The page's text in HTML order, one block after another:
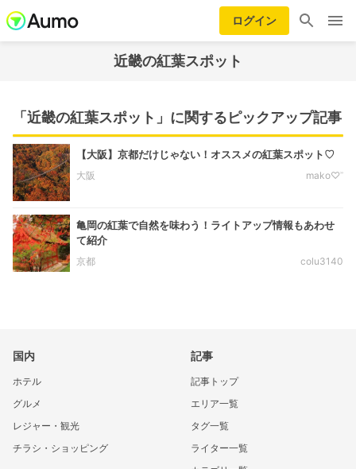
ログイン
近畿の紅葉スポット
「近畿の紅葉スポット」に関するピックアップ記事
【大阪】京都だけじゃない！オススメの紅葉スポット♡︎
大阪
mako♡︎ʾʾ
亀岡の紅葉で自然を味わう！ライトアップ情報もあわせ
て紹介
京都
colu3140
国内
ホテル
グルメ
レジャー・観光
チラシ・ショッピング
記事
記事トップ
エリア一覧
タグ一覧
ライター一覧